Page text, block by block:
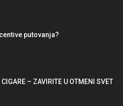
putovanja?
– ZAVIRITE U OTMENI SVET